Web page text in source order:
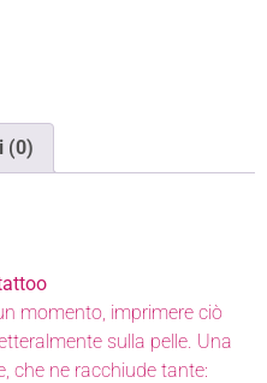
(0)
momento, imprimere ciò
sulla pelle. Una
che ne racchiude tante: